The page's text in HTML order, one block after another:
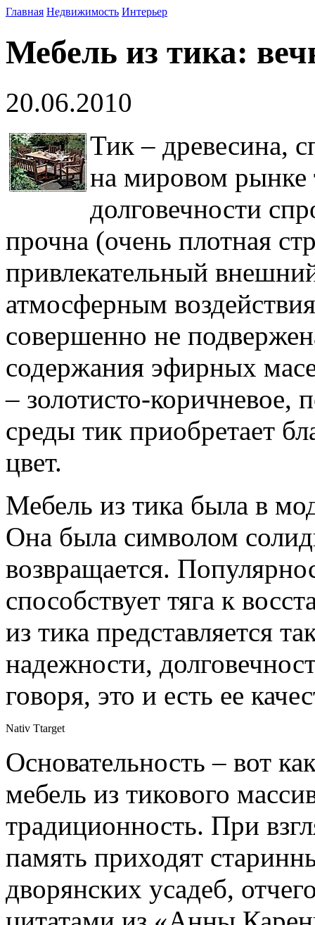
Главная Недвижимость Интерьер
Мебель из тика:
20.06.2010
Тик – древесина,
на мировом рынке
долговечности
прочна (очень плотная
привлекательный
атмосферным
совершенно не
содержания эфирных
– золотисто-
среды тик приобретает
цвет.
Мебель из тика была в
Она была символом
возвращается.
способствует тяга к
из тика представляется
надежности,
говоря, это и есть ее
Nativ Ttarget
Основательность – вот
мебель из тикового
традиционность. При
память приходят
дворянских усадеб,